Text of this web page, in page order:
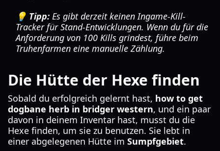
💡 Tipp: Es gibt derzeit keinen Ingame-Kill-
Tracker für Stand-Entwicklungen. Wenn du für die
Anforderung von 100 Kills grindest, führe beim
Truhenfarmen eine manuelle Zählung.
Die Hütte der Hexe finden
Sobald du erfolgreich gelernt hast, how to get
dogbane herb in bridger western, und ein paar
davon in deinem Inventar hast, musst du die
Hexe finden, um sie zu benutzen. Sie lebt in
einer abgelegenen Hütte im Sumpfgebiet.